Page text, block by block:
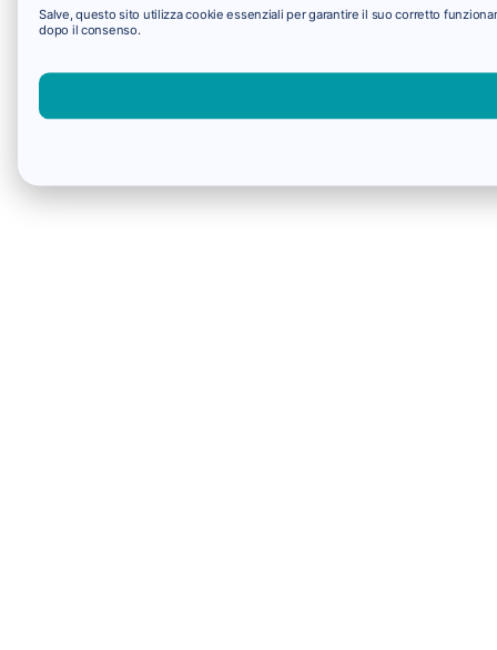
Salve, questo sito utilizza cookie essenziali per garantire il suo corretto
dopo il consenso.